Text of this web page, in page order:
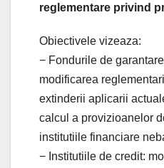
reglementare privind
Obiectivele vizeaza:
− Fondurile de
modificarea
extinderii aplicarii
calcul a provizioanelor
institutiile financiare
− Institutiile de credit: